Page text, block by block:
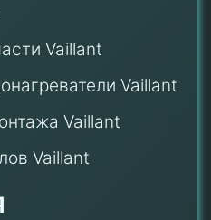
Vaillant
Vaillant
Vaillant
Vaillant